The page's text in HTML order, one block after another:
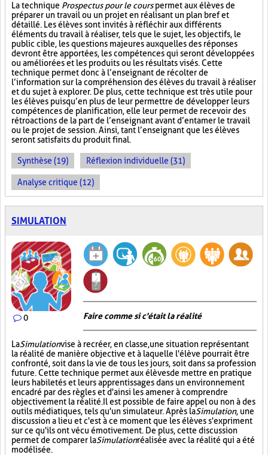
La technique Prospectus pour le courspermet aux élèves de
préparer un travail ou un projet en réalisant un plan bref et
détaillé. Les élèves sont invités à réfléchir aux différents
éléments du travail à réaliser, tels que le sujet, les objectifs, le
public cible, les questions majeures auxquelles des réponses
devront être apportées, les compétences qui seront développées
ou améliorées et les produits ou les résultats visés. Cette
technique permet donc à l’enseignant de récolter de
l’information sur la compréhension des élèves du travail à réaliser
et du sujet à explorer. De plus, cette technique est très utile pour
les élèves puisqu’en plus de leur permettre de développer leurs
compétences de planification, elle leur permet de recevoir des
rétroactions de la part de l’enseignant avant d’entamer le travail
ou le projet de session. Ainsi, tant l’enseignant que les élèves
seront satisfaits du produit final.
Synthèse (19) Réflexion individuelle (31)
Analyse critique (12)
SIMULATION
0 Faire comme si c'était la réalité
LaSimulationvise à recréer, en classe, une situation représentant
la réalité de manière objective et à laquelle l'élève pourrait être
confronté, soit dans la vie de tous les jours, soit dans sa profession
future. Cette technique permet aux élèves de mettre en pratique
leurs habiletés et leurs apprentissages dans un environnement
encadré par des règles et d'ainsi les amener à comprendre
objectivement la réalité. Il est possible de faire appel ou non à des
outils médiatiques, tels qu'un simulateur. Après laSimulation, une
discussion a lieu et c'est à ce moment que les élèves s'expriment
sur ce qu'ils ont vécu émotivement. De plus, cette discussion
permet de comparer laSimulationréalisée avec la réalité qui a été
modélisée.